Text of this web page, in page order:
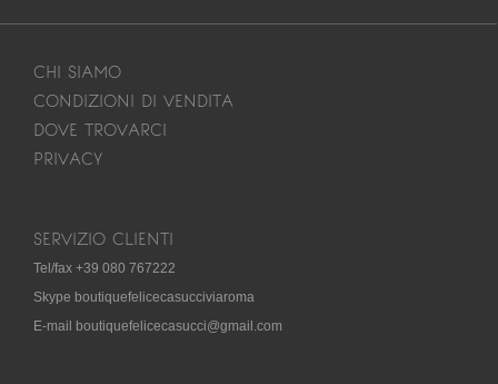
CHI SIAMO
CONDIZIONI DI VENDITA
DOVE TROVARCI
PRIVACY
SERVIZIO CLIENTI
Tel/fax +39 080 767222
Skype boutiquefelicecasucciviaroma
E-mail boutiquefelicecasucci@gmail.com